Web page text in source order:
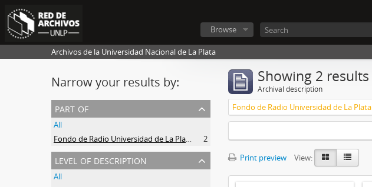
Browse
Archivos de la Universidad Nacional de La Plata
Narrow your results by:
part of
All
Fondo de Radio Universidad de La Plata
2
level of description
All
Showing 2 results
Archival description
Fondo de Radio Universidad de La Plata
Print preview View: